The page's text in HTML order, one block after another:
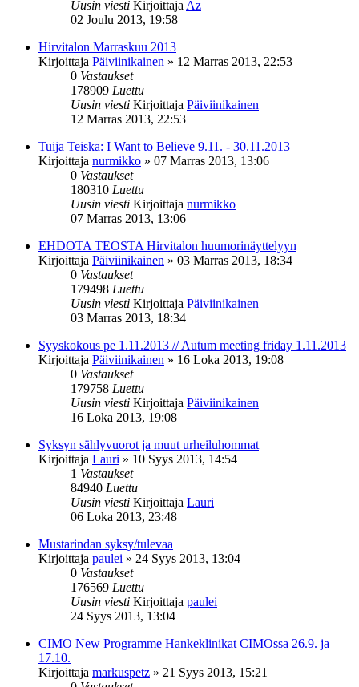
Uusin viesti Kirjoittaja Az
02 Joulu 2013, 19:58
Hirvitalon Marraskuu 2013
Kirjoittaja Päiviinikainen » 12 Marras 2013, 22:53
0 Vastaukset
178909 Luettu
Uusin viesti Kirjoittaja Päiviinikainen
12 Marras 2013, 22:53
Tuija Teiska: I Want to Believe 9.11. - 30.11.2013
Kirjoittaja nurmikko » 07 Marras 2013, 13:06
0 Vastaukset
180310 Luettu
Uusin viesti Kirjoittaja nurmikko
07 Marras 2013, 13:06
EHDOTA TEOSTA Hirvitalon huumorinäyttelyyn
Kirjoittaja Päiviinikainen » 03 Marras 2013, 18:34
0 Vastaukset
179498 Luettu
Uusin viesti Kirjoittaja Päiviinikainen
03 Marras 2013, 18:34
Syyskokous pe 1.11.2013 // Autum meeting friday 1.11.2013
Kirjoittaja Päiviinikainen » 16 Loka 2013, 19:08
0 Vastaukset
179758 Luettu
Uusin viesti Kirjoittaja Päiviinikainen
16 Loka 2013, 19:08
Syksyn sählyvuorot ja muut urheiluhommat
Kirjoittaja Lauri » 10 Syys 2013, 14:54
1 Vastaukset
84940 Luettu
Uusin viesti Kirjoittaja Lauri
06 Loka 2013, 23:48
Mustarindan syksy/tulevaa
Kirjoittaja paulei » 24 Syys 2013, 13:04
0 Vastaukset
176569 Luettu
Uusin viesti Kirjoittaja paulei
24 Syys 2013, 13:04
CIMO New Programme Hankeklinikat CIMOssa 26.9. ja
17.10.
Kirjoittaja markuspetz » 21 Syys 2013, 15:21